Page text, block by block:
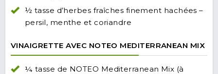
½ tasse d’herbes fraîches finement hachées –
persil, menthe et coriandre
VINAIGRETTE AVEC NOTEO MEDITERRANEAN MIX
¼ tasse de NOTEO Mediterranean Mix (à